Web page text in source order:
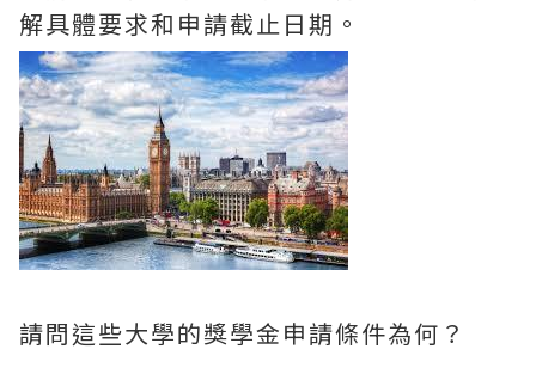
解具體要求和申請截止日期。
請問這些大學的獎學金申請條件為何？